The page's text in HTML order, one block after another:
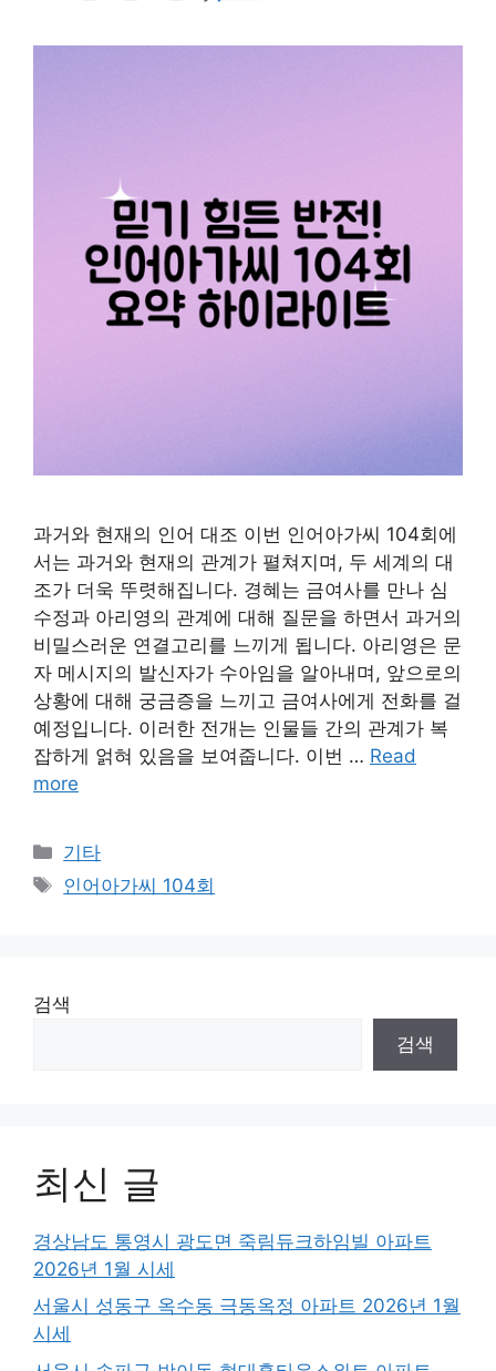
과거와 현재의 인어 대조 이번 인어아가씨 104회에
서는 과거와 현재의 관계가 펼쳐지며, 두 세계의 대
조가 더욱 뚜렷해집니다. 경혜는 금여사를 만나 심
수정과 아리영의 관계에 대해 질문을 하면서 과거의
비밀스러운 연결고리를 느끼게 됩니다. 아리영은 문
자 메시지의 발신자가 수아임을 알아내며, 앞으로의
상황에 대해 궁금증을 느끼고 금여사에게 전화를 걸
예정입니다. 이러한 전개는 인물들 간의 관계가 복
잡하게 얽혀 있음을 보여줍니다. 이번 … Read
more
Categories
기타
Tags
인어아가씨 104회
검색
검색
최신 글
경상남도 통영시 광도면 죽림듀크하임빌 아파트
2026년 1월 시세
서울시 성동구 옥수동 극동옥정 아파트 2026년 1월
시세